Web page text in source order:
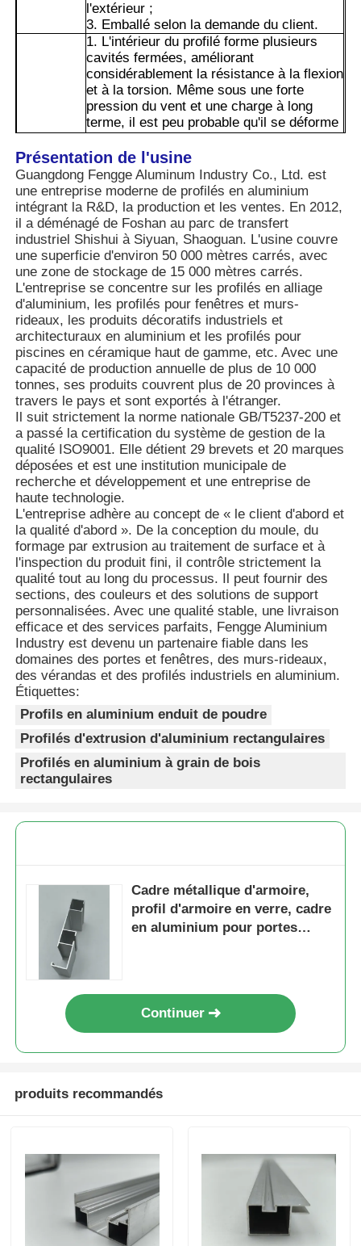
Visite de l'usine
Contrôle de qualité
Contactez-nous
Nouvelles
Demandez un devis
Profils en aluminium d'extrusion
Profiles de cuisine en aluminium
Profils de fenêtre en aluminium
Profiles de porte en aluminium
Extrusion industrielle de l'aluminium
Accessoires pour profilés en aluminium
Profils de fenêtres à battants
Profilés de façade rideau
Profilé en aluminium poli
profils en aluminium de finition du bois
l'extérieur ;
3. Emballé selon la demande du client.
Avantages
1. L'intérieur du profilé forme plusieurs
cavités fermées, améliorant
considérablement la résistance à la flexion
et à la torsion. Même sous une forte
pression du vent et une charge à long
terme, il est peu probable qu'il se déforme
ou s'affaisse, ce qui le rend adapté à une
utilisation dans des immeubles de grande
hauteur ou dans des portes et fenêtres de
grandes dimensions.
2. Le film d'oxyde naturel sur la surface de
l'aluminium peut empêcher la rouille et la
corrosion. Associé à des traitements de
surface tels que l'électrophorèse et la
pulvérisation, il peut être utilisé longtemps
dans des environnements humides,
côtiers ou extérieurs sans décoloration ni
vieillissement, et sa durée de vie peut
atteindre plus de 15 ans.
3. La surface est lisse et facile à nettoyer.
Il n’accumule pas facilement la poussière
et ne rouille pas. Pour l’entretien quotidien,
un simple coup de chiffon suffit. Le coût
d’entretien pour une utilisation à long
terme est bien inférieur à celui des
matériaux en acier ou en bois.
4. Le processus d'extrusion peut former
des sections transversales complexes en
une seule étape, sans nécessiter de
traitement secondaire. Il convient à la
production à grande échelle et peut fournir
un approvisionnement stable pour de
grandes quantités de commandes.
Présentation de l'usine
Guangdong Fengge Aluminum Industry Co., Ltd. est
une entreprise moderne de profilés en aluminium
intégrant la R&D, la production et les ventes. En 2012,
il a déménagé de Foshan au parc de transfert
industriel Shishui à Siyuan, Shaoguan. L'usine couvre
une superficie d'environ 50 000 mètres carrés, avec
une zone de stockage de 15 000 mètres carrés.
L'entreprise se concentre sur les profilés en alliage
d'aluminium, les profilés pour fenêtres et murs-
rideaux, les produits décoratifs industriels et
architecturaux en aluminium et les profilés pour
piscines en céramique haut de gamme, etc. Avec une
capacité de production annuelle de plus de 10 000
tonnes, ses produits couvrent plus de 20 provinces à
travers le pays et sont exportés à l'étranger.
Il suit strictement la norme nationale GB/T5237-200 et
a passé la certification du système de gestion de la
qualité ISO9001. Elle détient 29 brevets et 20 marques
déposées et est une institution municipale de
recherche et développement et une entreprise de
haute technologie.
L'entreprise adhère au concept de « le client d'abord et
la qualité d'abord ». De la conception du moule, du
formage par extrusion au traitement de surface et à
l'inspection du produit fini, il contrôle strictement la
qualité tout au long du processus. Il peut fournir des
sections, des couleurs et des solutions de support
personnalisées. Avec une qualité stable, une livraison
efficace et des services parfaits, Fengge Aluminium
Industry est devenu un partenaire fiable dans les
domaines des portes et fenêtres, des murs-rideaux,
des vérandas et des profilés industriels en aluminium.
Étiquettes:
Profils en aluminium enduit de poudre
Profilés d'extrusion d'aluminium rectangulaires
Profilés en aluminium à grain de bois
rectangulaires
Cadre métallique d'armoire,
profil d'armoire en verre, cadre
en aluminium pour portes
Continuer
produits recommandés